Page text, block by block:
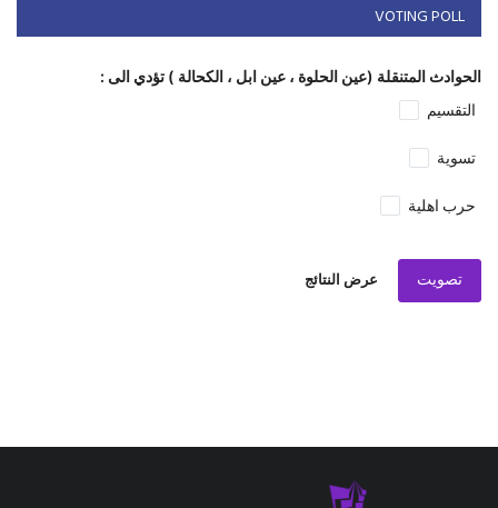
VOTING POLL
الحوادث المتنقلة (عين الحلوة ، عين ابل ، الكحالة ) تؤدي الى :
التقسيم
تسوية
حرب اهلية
تصويت عرض النتائج